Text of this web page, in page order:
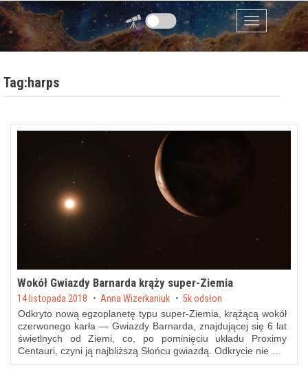
Przejdź do zawartości
Menu
Tag:harps
Wokół Gwiazdy Barnarda krąży super-Ziemia
Posted on
14 listopada 2018 by Anna Wizerkaniuk 5k odsłon
Odkryto nową egzoplanetę typu super-Ziemia, krążącą wokół
czerwonego karła — Gwiazdy Barnarda, znajdującej się 6 lat
świetlnych od Ziemi, co, po pominięciu układu Proximy
Centauri, czyni ją najbliższą Słońcu gwiazdą. Odkrycie nie …